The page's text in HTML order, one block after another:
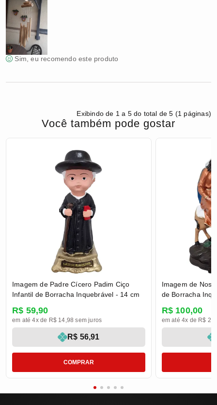
Sim, eu recomendo este produto
Exibindo de 1 a 5 do total de 5 (1 páginas)
Você também pode gostar
Imagem de Padre Cícero Padim Ciço
Infantil de Borracha Inquebrável - 14 cm
R$ 59,90
R$ 56,91
em até 4x de R$ 14,98 sem juros
COMPRAR
Imagem de
de Borracha
R$ 100,00
em até 4x de R$